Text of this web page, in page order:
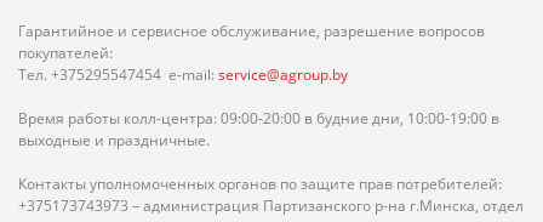
Гарантийное и сервисное обслуживание, разрешение вопросов
покупателей:
Тел. +375295547454 e-mail: service@agroup.by
Время работы колл-центра: 09:00-20:00 в будние дни, 10:00-19:00 в
выходные и праздничные.
Контакты уполномоченных органов по защите прав потребителей:
+375173743973 – администрация Партизанского р-на г.Минска, отдел